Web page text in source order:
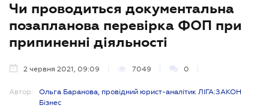
Чи проводиться документальна
позапланова перевірка ФОП при
припиненні діяльності
2 червня 2021, 09:09 7049 0
Автор:
Ольга Баранова, провідний юрист-аналітик ЛІГА:ЗАКОН
Бізнес